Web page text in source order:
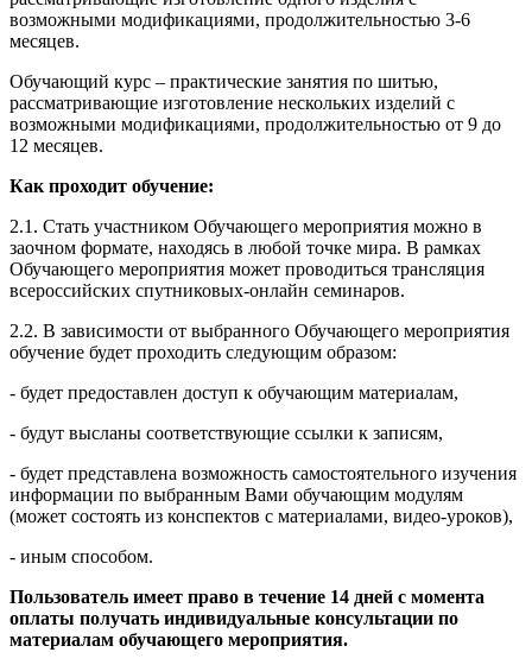
возможными модификациями, продолжительностью 3-6
месяцев.
Обучающий курс – практические занятия по шитью,
рассматривающие изготовление нескольких изделий с
возможными модификациями, продолжительностью от 9 до
12 месяцев.
Как проходит обучение:
2.1. Стать участником Обучающего мероприятия можно в
заочном формате, находясь в любой точке мира. В рамках
Обучающего мероприятия может проводиться трансляция
всероссийских спутниковых-онлайн семинаров.
2.2. В зависимости от выбранного Обучающего мероприятия
обучение будет проходить следующим образом:
- будет предоставлен доступ к обучающим материалам,
- будут высланы соответствующие ссылки к записям,
- будет представлена возможность самостоятельного изучения
информации по выбранным Вами обучающим модулям
(может состоять из конспектов с материалами, видео-уроков),
- иным способом.
Пользователь имеет право в течение 14 дней с момента
оплаты получать индивидуальные консультации по
материалам обучающего мероприятия.